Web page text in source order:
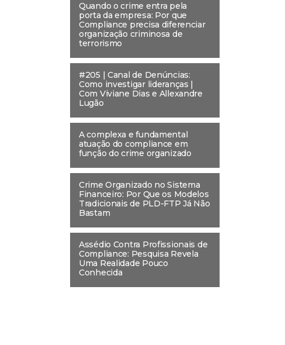
Quando o crime entra pela
porta da empresa: Por que
Compliance precisa diferenciar
organização criminosa de
terrorismo
#205 | Canal de Denúncias:
Como investigar lideranças |
Com Viviane Dias e Allexandre
Lugão
A complexa e fundamental
atuação do compliance em
função do crime organizado
Crime Organizado no Sistema
Financeiro: Por Que os Modelos
Tradicionais de PLD-FTP Já Não
Bastam
Assédio Contra Profissionais de
Compliance: Pesquisa Revela
Uma Realidade Pouco
Conhecida